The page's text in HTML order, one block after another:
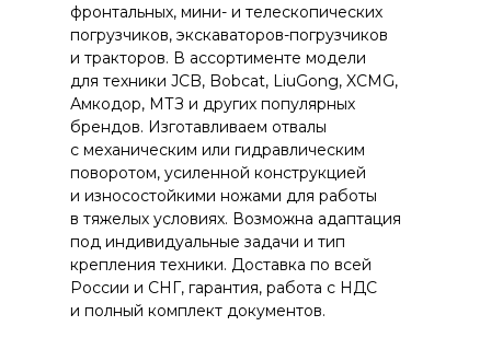
фронтальных, мини- и телескопических
погрузчиков, экскаваторов-погрузчиков
и тракторов. В ассортименте модели
для техники JCB, Bobcat, LiuGong, XCMG,
Амкодор, МТЗ и других популярных
брендов. Изготавливаем отвалы
с механическим или гидравлическим
поворотом, усиленной конструкцией
и износостойкими ножами для работы
в тяжелых условиях. Возможна адаптация
под индивидуальные задачи и тип
крепления техники. Доставка по всей
России и СНГ, гарантия, работа с НДС
и полный комплект документов.